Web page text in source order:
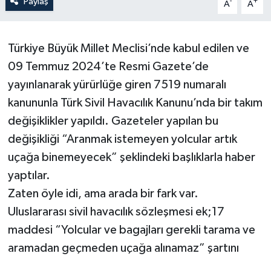
A A
Türkiye Büyük Millet Meclisi’nde kabul edilen ve
09 Temmuz 2024’te Resmi Gazete’de
yayınlanarak yürürlüğe giren 7519 numaralı
kanununla Türk Sivil Havacılık Kanunu’nda bir takım
değişiklikler yapıldı. Gazeteler yapılan bu
değişikliği “Aranmak istemeyen yolcular artık
uçağa binemeyecek” şeklindeki başlıklarla haber
yaptılar.
Zaten öyle idi, ama arada bir fark var.
Uluslararası sivil havacılık sözleşmesi ek;17
maddesi “Yolcular ve bagajları gerekli tarama ve
aramadan geçmeden uçağa alınamaz” şartını